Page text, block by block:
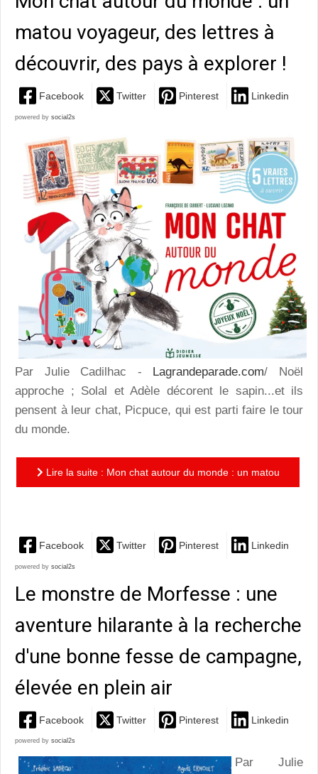
matou voyageur, des lettres à
découvrir, des pays à explorer !
Facebook Twitter Pinterest Linkedin
powered by social2s
Par Julie Cadilhac - Lagrandeparade.com/ Noël
approche ; Solal et Adèle décorent le sapin...et ils
pensent à leur chat, Picpuce, qui est parti faire le tour
du monde.
Lire la suite : Mon chat autour du monde : un matou
Facebook Twitter Pinterest Linkedin
powered by social2s
Le monstre de Morfesse : une
aventure hilarante à la recherche
d'une bonne fesse de campagne,
élevée en plein air
Facebook Twitter Pinterest Linkedin
powered by social2s
Par Julie